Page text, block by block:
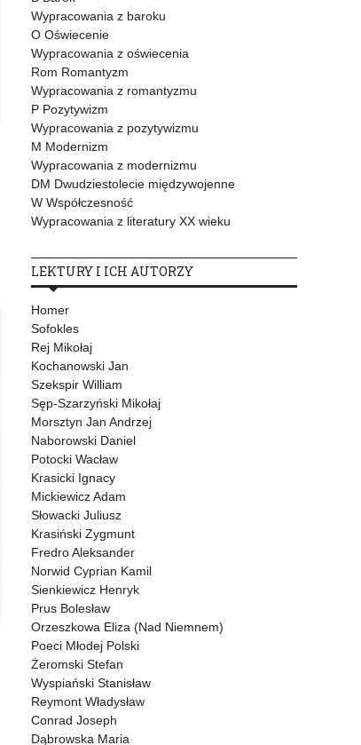
Wypracowania z baroku
O Oświecenie
Wypracowania z oświecenia
Rom Romantyzm
Wypracowania z romantyzmu
P Pozytywizm
Wypracowania z pozytywizmu
M Modernizm
Wypracowania z modernizmu
DM Dwudziestolecie międzywojenne
W Współczesność
Wypracowania z literatury XX wieku
LEKTURY I ICH AUTORZY
Homer
Sofokles
Rej Mikołaj
Kochanowski Jan
Szekspir William
Sęp-Szarzyński Mikołaj
Morsztyn Jan Andrzej
Naborowski Daniel
Potocki Wacław
Krasicki Ignacy
Mickiewicz Adam
Słowacki Juliusz
Krasiński Zygmunt
Fredro Aleksander
Norwid Cyprian Kamil
Sienkiewicz Henryk
Prus Bolesław
Orzeszkowa Eliza (Nad Niemnem)
Poeci Młodej Polski
Żeromski Stefan
Wyspiański Stanisław
Reymont Władysław
Conrad Joseph
Dąbrowska Maria